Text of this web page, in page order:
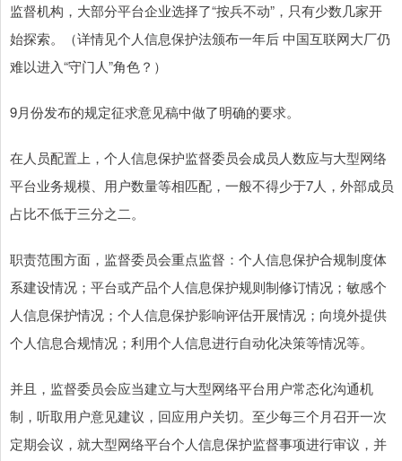
监督机构，大部分平台企业选择了“按兵不动”，只有少数几家开
始探索。（详情见个人信息保护法颁布一年后 中国互联网大厂仍
难以进入“守门人”角色？）
9月份发布的规定征求意见稿中做了明确的要求。
在人员配置上，个人信息保护监督委员会成员人数应与大型网络
平台业务规模、用户数量等相匹配，一般不得少于7人，外部成员
占比不低于三分之二。
职责范围方面，监督委员会重点监督：个人信息保护合规制度体
系建设情况；平台或产品个人信息保护规则制修订情况；敏感个
人信息保护情况；个人信息保护影响评估开展情况；向境外提供
个人信息合规情况；利用个人信息进行自动化决策等情况等。
并且，监督委员会应当建立与大型网络平台用户常态化沟通机
制，听取用户意见建议，回应用户关切。至少每三个月召开一次
定期会议，就大型网络平台个人信息保护监督事项进行审议，并